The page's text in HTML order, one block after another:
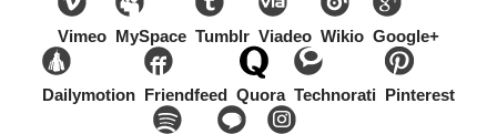
Vimeo MySpace Tumblr Viadeo Wikio Google+
Dailymotion Friendfeed Quora Technorati Pinterest